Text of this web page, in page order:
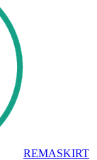
REMASKIRT